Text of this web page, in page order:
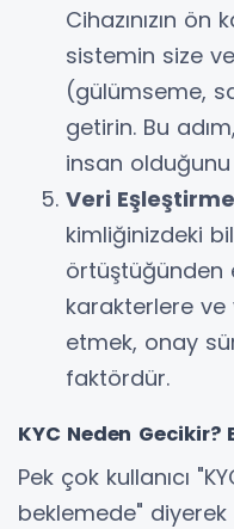
Cihazınızın ön
sistemin size
(gülümseme,
getirin. Bu
insan
Veri
kimliğinizdeki
örtüştüğünden
karakterlere ve
etmek, onay
faktördür.
KYC Neden Gecikir?
Pek çok kullanıcı
beklemede"